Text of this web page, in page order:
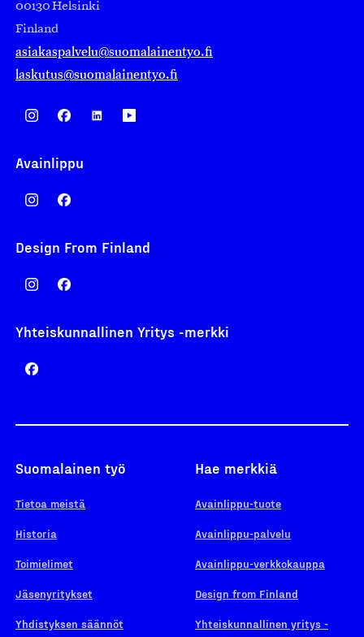
00130 Helsinki
Finland
asiakaspalvelu@suomalainentyo.fi
laskutus@suomalainentyo.fi
Avainlippu
Design From Finland
Yhteiskunnallinen Yritys -merkki
Suomalainen työ
Tietoa meistä
Historia
Toimielimet
Jäsenyritykset
Yhdistyksen säännöt
Hae merkkiä
Avainlippu-tuote
Avainlippu-palvelu
Avainlippu-verkkokauppa
Design from Finland
Yhteiskunnallinen yritys -